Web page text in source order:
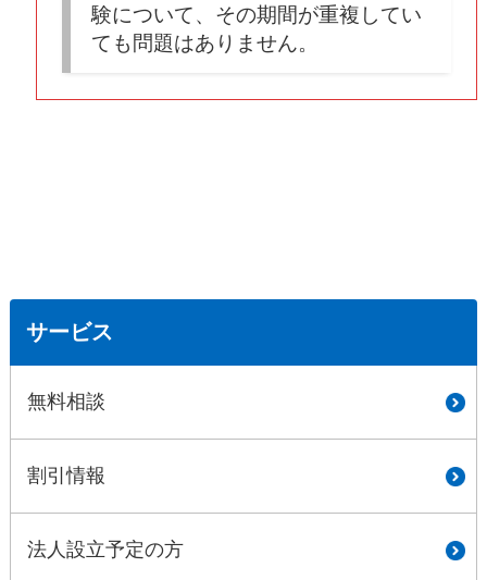
験について、その期間が重複してい
ても問題はありません。
サービス
無料相談
割引情報
法人設立予定の方